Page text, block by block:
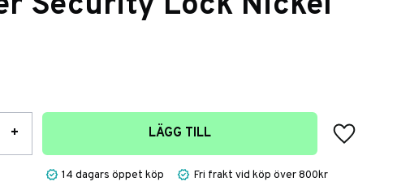
+ LÄGG TILL
Lägg till
14 dagars öppet köp Fri frakt vid köp över 800kr